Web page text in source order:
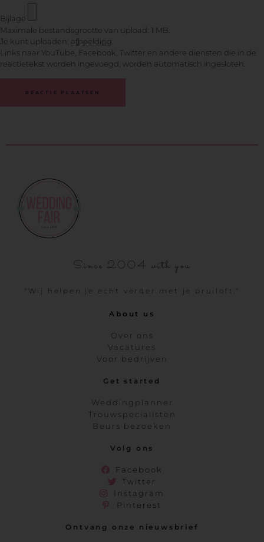
Bijlage
Maximale bestandsgrootte van upload: 1 MB.
Je kunt uploaden: afbeelding.
Links naar YouTube, Facebook, Twitter en andere diensten die in de
reactietekst worden ingevoegd, worden automatisch ingesloten.
Since 2004 with you
"Wij helpen je echt verder met je bruiloft."
About us
Over ons
Vacatures
Voor bedrijven
Get started
Weddingplanner
Trouwspecialisten
Beurs bezoeken
Volg ons
Facebook
Twitter
Instagram
Pinterest
Ontvang onze nieuwsbrief